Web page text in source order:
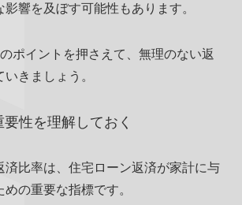
響を及ぼす可能性もあります。
ポイントを押さえて、無理のない返
きましょう。
性を理解しておく
済比率は、住宅ローン返済が家計に与
の重要な指標です。